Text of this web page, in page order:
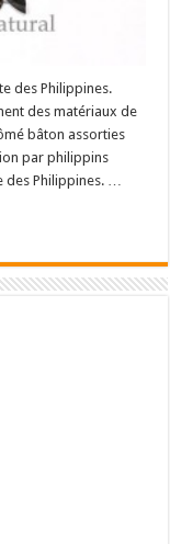
des Philippines.
des matériaux de
bâton assorties
par philippins
des Philippines. …